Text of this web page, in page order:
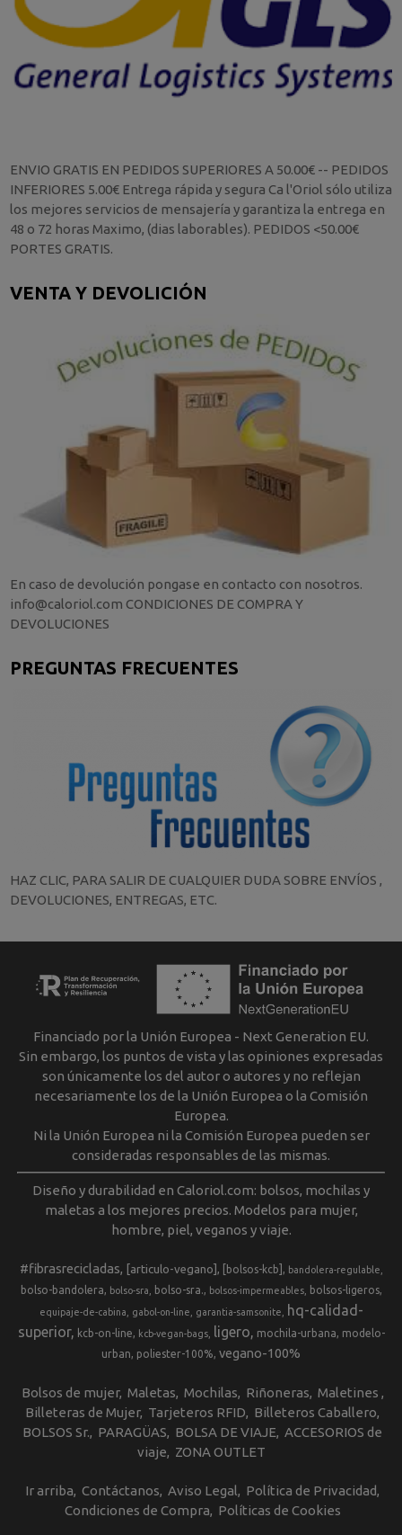
ENVIO GRATIS EN PEDIDOS SUPERIORES A 50.00€ -- PEDIDOS
INFERIORES 5.00€ Entrega rápida y segura Ca l'Oriol sólo utiliza
los mejores servicios de mensajería y garantiza la entrega en
48 o 72 horas Maximo, (dias laborables). PEDIDOS <50.00€
PORTES GRATIS.
VENTA Y DEVOLICIÓN
En caso de devolución pongase en contacto con nosotros.
info@caloriol.com CONDICIONES DE COMPRA Y
DEVOLUCIONES
PREGUNTAS FRECUENTES
HAZ CLIC, PARA SALIR DE CUALQUIER DUDA SOBRE ENVÍOS ,
DEVOLUCIONES, ENTREGAS, ETC.
Financiado por la Unión Europea - Next Generation EU.
Sin embargo, los puntos de vista y las opiniones expresadas
son únicamente los del autor o autores y no reflejan
necesariamente los de la Unión Europea o la Comisión
Europea.
Ni la Unión Europea ni la Comisión Europea pueden ser
consideradas responsables de las mismas.
Diseño y durabilidad en Caloriol.com: bolsos, mochilas y
maletas a los mejores precios. Modelos para mujer,
hombre, piel, veganos y viaje.
#fibrasrecicladas [articulo-vegano] [bolsos-kcb] bandolera-regulable
bolso-bandolera bolso-sra bolso-sra. bolsos-impermeables bolsos-ligeros
equipaje-de-cabina gabol-on-line garantia-samsonite
hq-calidad-
superior
kcb-on-line kcb-vegan-bags ligero mochila-urbana
modelo-
urban
poliester-100% vegano-100%
Bolsos de mujer Maletas Mochilas Riñoneras Maletines
Billeteras de Mujer Tarjeteros RFID
Billeteros Caballero
BOLSOS Sr.
PARAGÜAS BOLSA DE VIAJE ACCESORIOS de
viaje
ZONA OUTLET
Ir arriba Contáctanos Aviso Legal
Política de Privacidad
Condiciones de Compra
Políticas de Cookies